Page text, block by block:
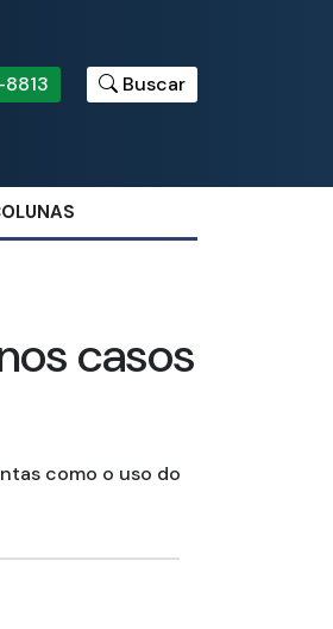
Buscar
casos
como o uso do